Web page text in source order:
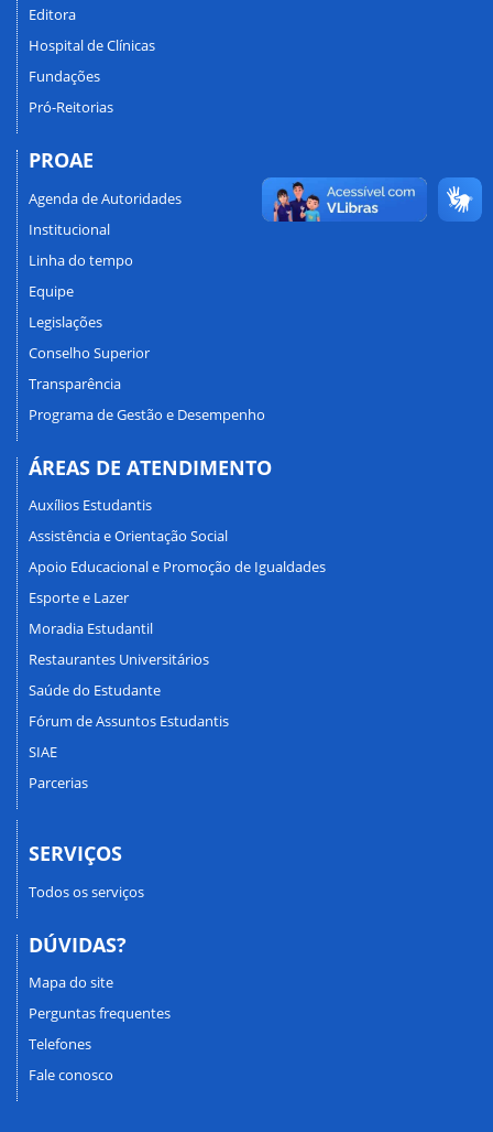
Editora
Hospital de Clínicas
Fundações
Pró-Reitorias
PROAE
Agenda de Autoridades
Institucional
Linha do tempo
Equipe
Legislações
Conselho Superior
Transparência
Programa de Gestão e Desempenho
ÁREAS DE ATENDIMENTO
Auxílios Estudantis
Assistência e Orientação Social
Apoio Educacional e Promoção de Igualdades
Esporte e Lazer
Moradia Estudantil
Restaurantes Universitários
Saúde do Estudante
Fórum de Assuntos Estudantis
SIAE
Parcerias
SERVIÇOS
Todos os serviços
DÚVIDAS?
Mapa do site
Perguntas frequentes
Telefones
Fale conosco